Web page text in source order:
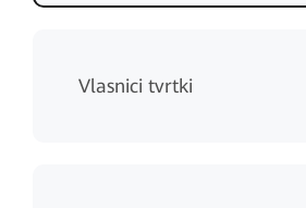
Vlasnici tvrtki